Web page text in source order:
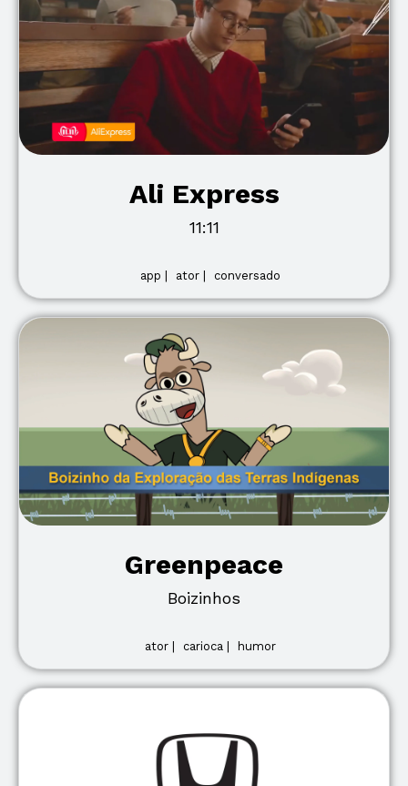
Ali Express
11:11
app | ator | conversado
Greenpeace
Boizinhos
ator | carioca | humor